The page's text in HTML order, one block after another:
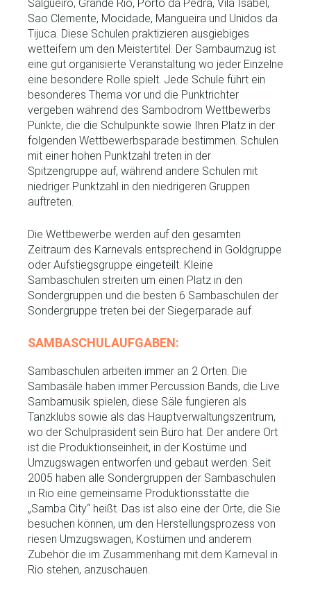
Salgueiro, Grande Rio, Porto da Pedra, Vila Isabel,
Sao Clemente, Mocidade, Mangueira und Unidos da
Tijuca. Diese Schulen praktizieren ausgiebiges
wetteifern um den Meistertitel. Der Sambaumzug ist
eine gut organisierte Veranstaltung wo jeder Einzelne
eine besondere Rolle spielt. Jede Schule führt ein
besonderes Thema vor und die Punktrichter
vergeben während des Sambodrom Wettbewerbs
Punkte, die die Schulpunkte sowie Ihren Platz in der
folgenden Wettbewerbsparade bestimmen. Schulen
mit einer hohen Punktzahl treten in der
Spitzengruppe auf, während andere Schulen mit
niedriger Punktzahl in den niedrigeren Gruppen
auftreten.
Die Wettbewerbe werden auf den gesamten
Zeitraum des Karnevals entsprechend in Goldgruppe
oder Aufstiegsgruppe eingeteilt. Kleine
Sambaschulen streiten um einen Platz in den
Sondergruppen und die besten 6 Sambaschulen der
Sondergruppe treten bei der Siegerparade auf.
SAMBASCHULAUFGABEN:
Sambaschulen arbeiten immer an 2 Orten. Die
Sambasäle haben immer Percussion Bands, die Live
Sambamusik spielen, diese Säle fungieren als
Tanzklubs sowie als das Hauptverwaltungszentrum,
wo der Schulpräsident sein Büro hat. Der andere Ort
ist die Produktionseinheit, in der Kostüme und
Umzugswagen entworfen und gebaut werden. Seit
2005 haben alle Sondergruppen der Sambaschulen
in Rio eine gemeinsame Produktionsstätte die
„Samba City“ heißt. Das ist also eine der Orte, die Sie
besuchen können, um den Herstellungsprozess von
riesen Umzugswagen, Kostümen und anderem
Zubehör die im Zusammenhang mit dem Karneval in
Rio stehen, anzuschauen.